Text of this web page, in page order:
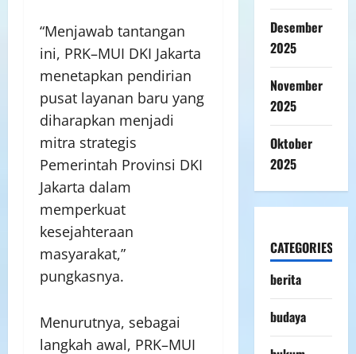
“Menjawab tantangan
ini, PRK–MUI DKI Jakarta
menetapkan pendirian
pusat layanan baru yang
diharapkan menjadi
mitra strategis
Pemerintah Provinsi DKI
Jakarta dalam
memperkuat
kesejahteraan
masyarakat,”
pungkasnya.
Menurutnya, sebagai
langkah awal, PRK–MUI
Desember
2025
November
2025
Oktober
2025
CATEGORIES
berita
budaya